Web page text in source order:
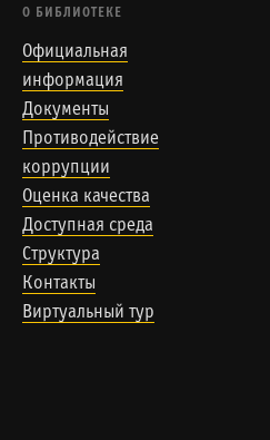
О БИБЛИОТЕКЕ
Официальная
информация
Документы
Противодействие
коррупции
Оценка качества
Доступная среда
Структура
Контакты
Виртуальный тур